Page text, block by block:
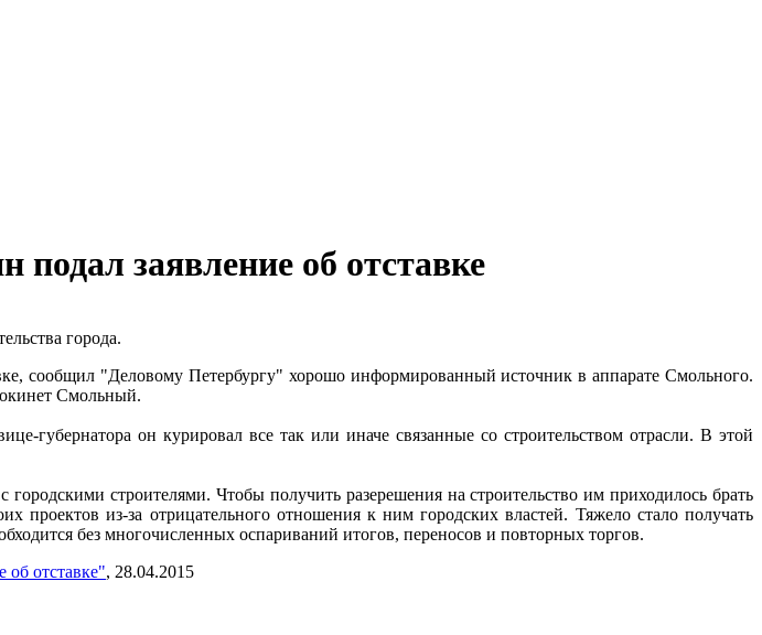
заявление об отставке
города.
сообщил "Деловому Петербургу" хорошо информированный источник в аппарате Смольного.
Смольный.
губернатора он курировал все так или иначе связанные со строительством отрасли. В этой
строителями. Чтобы получить разерешения на строительство им приходилось брать
проектов из-за отрицательного отношения к ним городских властей. Тяжело стало получать
без многочисленных оспариваний итогов, переносов и повторных торгов.
об отставке", 28.04.2015